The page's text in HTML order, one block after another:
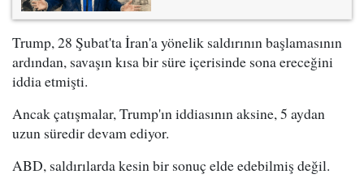
Trump, 28 Şubat'ta İran'a yönelik saldırının başlamasının
ardından, savaşın kısa bir süre içerisinde sona ereceğini
iddia etmişti.
Ancak çatışmalar, Trump'ın iddiasının aksine, 5 aydan
uzun süredir devam ediyor.
ABD, saldırılarda kesin bir sonuç elde edebilmiş değil.